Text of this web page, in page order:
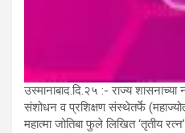
उस्मानाबाद.दि.२५ :- राज्य शासनाच्या
संशोधन व प्रशिक्षण संस्थेतर्फे
महात्मा जोतिबा फुले लिखित ‘तृतीय